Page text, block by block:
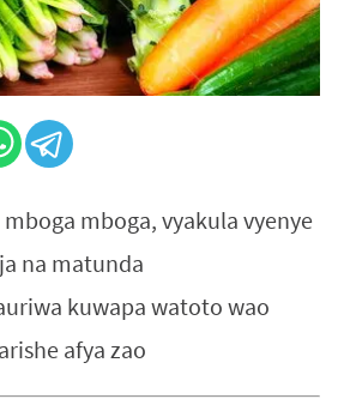
mboga, vyakula vyenye
na matunda
kuwapa watoto wao
afya zao